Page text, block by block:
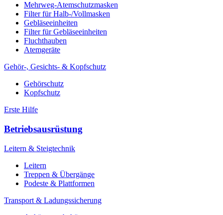
Mehrweg-Atemschutzmasken
Filter für Halb-/Vollmasken
Gebläseeinheiten
Filter für Gebläseeinheiten
Fluchthauben
Atemgeräte
Gehör-, Gesichts- & Kopfschutz
Gehörschutz
Kopfschutz
Erste Hilfe
Betriebsausrüstung
Leitern & Steigtechnik
Leitern
Treppen & Übergänge
Podeste & Plattformen
Transport & Ladungssicherung